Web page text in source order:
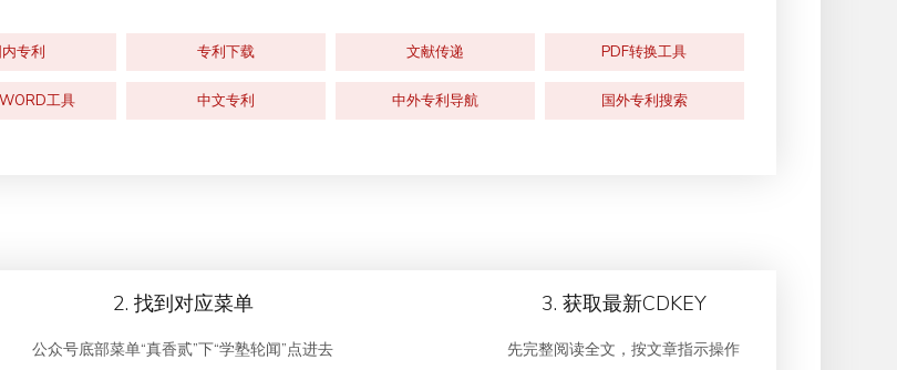
专利 专利下载 文献传递 PDF转换工具
工具 中文专利 中外专利导航 国外专利搜索
2. 找到对应菜单
公众号底部菜单“真香贰”下“学塾轮闻”点进去
3. 获取最新CDKEY
先完整阅读全文，按文章指示操作